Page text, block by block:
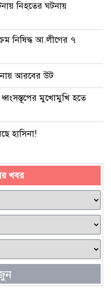
নিহতের ঘটনায়
নিষিদ্ধ আ.লীগের ৭
আরবের উট
মুখোমুখি হতে
হাসিনা!
খবর